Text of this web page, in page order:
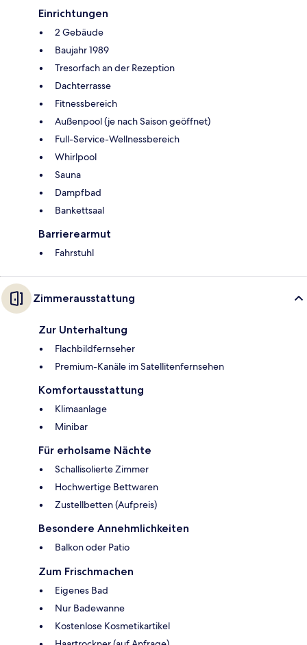
Einrichtungen
2 Gebäude
Baujahr 1989
Tresorfach an der Rezeption
Dachterrasse
Fitnessbereich
Außenpool (je nach Saison geöffnet)
Full-Service-Wellnessbereich
Whirlpool
Sauna
Dampfbad
Bankettsaal
Barrierearmut
Fahrstuhl
Zimmerausstattung
Zur Unterhaltung
Flachbildfernseher
Premium-Kanäle im Satellitenfernsehen
Komfortausstattung
Klimaanlage
Minibar
Für erholsame Nächte
Schallisolierte Zimmer
Hochwertige Bettwaren
Zustellbetten (Aufpreis)
Besondere Annehmlichkeiten
Balkon oder Patio
Zum Frischmachen
Eigenes Bad
Nur Badewanne
Kostenlose Kosmetikartikel